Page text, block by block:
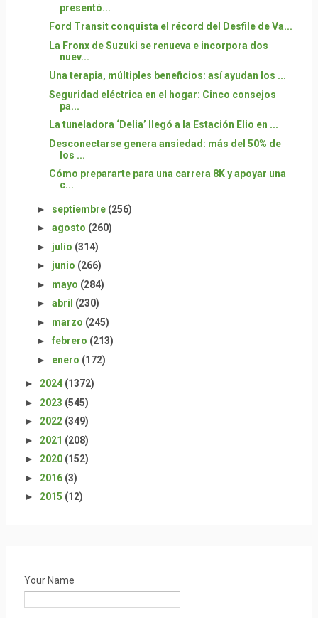
presentó...
Ford Transit conquista el récord del Desfile de Va...
La Fronx de Suzuki se renueva e incorpora dos
nuev...
Una terapia, múltiples beneficios: así ayudan los ...
Seguridad eléctrica en el hogar: Cinco consejos
pa...
La tuneladora ‘Delia’ llegó a la Estación Elio en ...
Desconectarse genera ansiedad: más del 50% de
los ...
Cómo prepararte para una carrera 8K y apoyar una
c...
► septiembre (256)
► agosto (260)
► julio (314)
► junio (266)
► mayo (284)
► abril (230)
► marzo (245)
► febrero (213)
► enero (172)
► 2024 (1372)
► 2023 (545)
► 2022 (349)
► 2021 (208)
► 2020 (152)
► 2016 (3)
► 2015 (12)
Your Name